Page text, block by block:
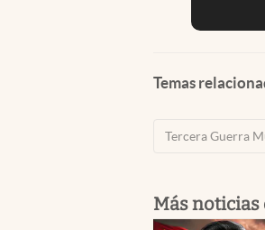
Temas
Tercera Guerra
Más noticias